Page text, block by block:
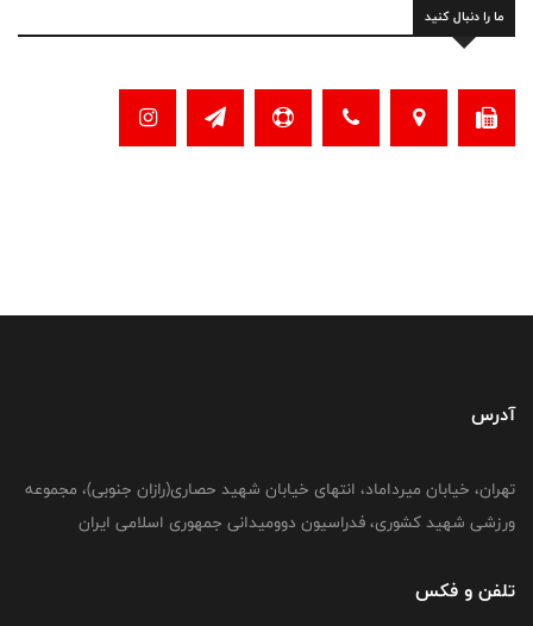
ما را دنبال کنید
آدرس
تهران، خیابان میرداماد، انتهای خیابان شهید حصاری(رازان جنوبی)، مجموعه
ورزشی شهید کشوری، فدراسیون دوومیدانی جمهوری اسلامی ایران
تلفن و فکس